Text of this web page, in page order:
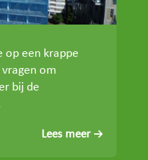
op een krappe
om
bij de
Lees meer